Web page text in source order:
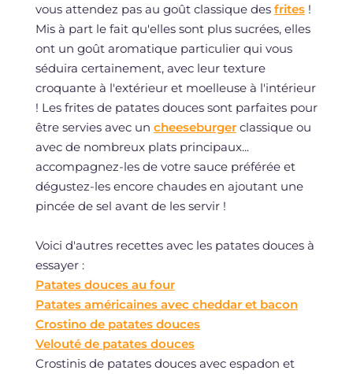
vous attendez pas au goût classique des frites!
Mis à part le fait qu'elles sont plus sucrées, elles
ont un goût aromatique particulier qui vous
séduira certainement, avec leur texture
croquante à l'extérieur et moelleuse à l'intérieur
! Les frites de patates douces sont parfaites pour
être servies avec un cheeseburgerclassique ou
avec de nombreux plats principaux...
accompagnez-les de votre sauce préférée et
dégustez-les encore chaudes en ajoutant une
pincée de sel avant de les servir !
Voici d'autres recettes avec les patates douces à
essayer :
Patates douces au four
Patates américaines avec cheddar et bacon
Crostino de patates douces
Velouté de patates douces
Crostinis de patates douces avec espadon et